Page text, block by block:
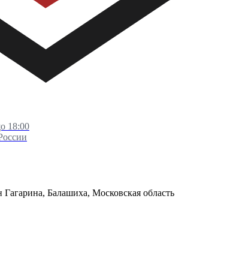
18:00
Балашиха, Московская область